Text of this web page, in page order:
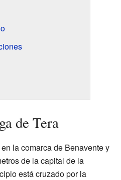
de Tera
la comarca de Benavente y
de la capital de la
está cruzado por la